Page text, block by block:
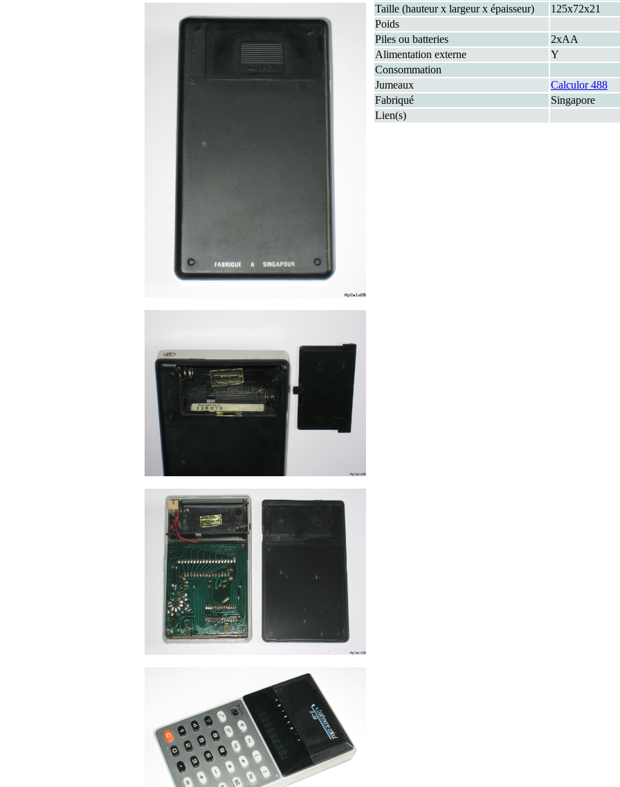
Taille (hauteur x largeur x épaisseur)
125x72x21
Poids
Piles ou batteries
2xAA
Alimentation externe
Y
Consommation
Jumeaux
Calculor 488
Fabriqué
Singapore
Lien(s)